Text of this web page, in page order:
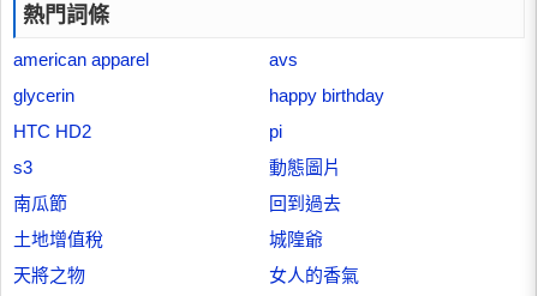
熱門詞條
american apparel
avs
glycerin
happy birthday
HTC HD2
pi
s3
動態圖片
南瓜節
回到過去
土地增值稅
城隍爺
天將之物
女人的香氣